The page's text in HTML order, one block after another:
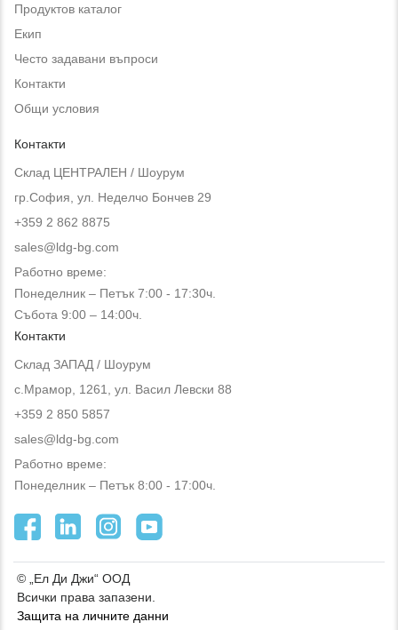
Продуктов каталог
Екип
Често задавани въпроси
Контакти
Общи условия
Контакти
Склад ЦЕНТРАЛЕН / Шоурум
гр.София, ул. Неделчо Бончев 29
+359 2 862 8875
sales@ldg-bg.com
Работно време:
Понеделник – Петък 7:00 - 17:30ч.
Събота 9:00 – 14:00ч.
Контакти
Склад ЗАПАД / Шоурум
с.Мрамор, 1261, ул. Васил Левски 88
+359 2 850 5857
sales@ldg-bg.com
Работно време:
Понеделник – Петък 8:00 - 17:00ч.
© „Ел Ди Джи“ ООД
Всички права запазени.
Защита на личните данни